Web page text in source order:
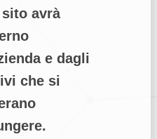
avrà
e dagli
che si